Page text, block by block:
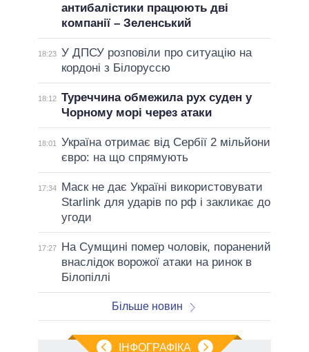
антибалістики працюють дві
компанії – Зеленський
18:23 У ДПСУ розповіли про ситуацію на
кордоні з Білоруссю
18:12 Туреччина обмежила рух суден у
Чорному морі через атаки
18:01
Україна отримає від Сербії 2 мільйони
євро: на що спрямують
17:34
Маск не дає Україні використовувати
Starlink для ударів по рф і закликає до
угоди
17:27
На Сумщині помер чоловік, поранений
внаслідок ворожої атаки на ринок в
Білопіллі
Більше новин
ІНФОГРАФІКА